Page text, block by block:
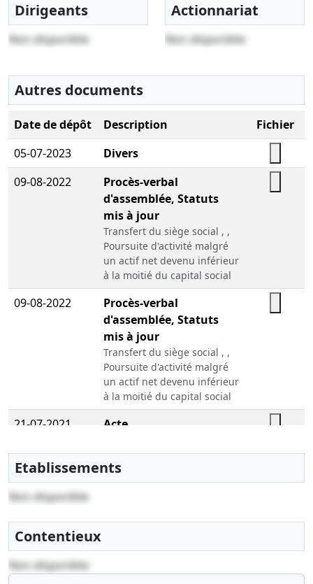
Dirigeants
Non disponible
Actionnariat
Non disponible
Autres documents
Date de dépôt Description
Fichier
05-07-2023
Divers
09-08-2022
Procès-verbal
d'assemblée, Statuts
mis à jour
Transfert du siège social , ,
Poursuite d'activité malgré
un actif net devenu inférieur
à la moitié du capital social
09-08-2022
Procès-verbal
d'assemblée, Statuts
mis à jour
Transfert du siège social , ,
Poursuite d'activité malgré
un actif net devenu inférieur
à la moitié du capital social
21-07-2021
Acte
15-04-2019
Statuts mis à jour,
Procès-verbal
d'assemblée générale
27-12-2018
d'assemblée générale
Etablissements
Non disponible
Contentieux
Non disponible